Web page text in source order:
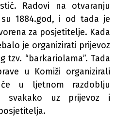
Radovi na otvaranju
1884.god, i od tada je
za posjetitelje. Kada
je organizirati prijevoz
tzv. “barkariolama”. Tada
u Komiži organizirali
u ljetnom razdoblju
svakako uz prijevoz i